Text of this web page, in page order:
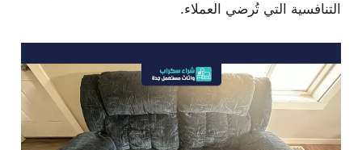
التنافسية التي تُرضي العملاء.